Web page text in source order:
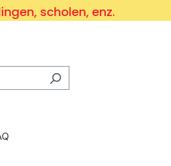
scholen, enz.